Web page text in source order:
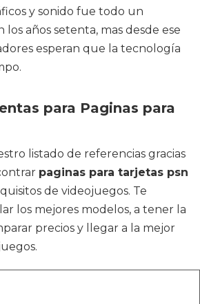
y sonido fue todo un
años setenta, mas desde ese
esperan que la tecnología
para Paginas para
listado de referencias gracias
paginas para tarjetas psn
de videojuegos. Te
los mejores modelos, a tener la
precios y llegar a la mejor